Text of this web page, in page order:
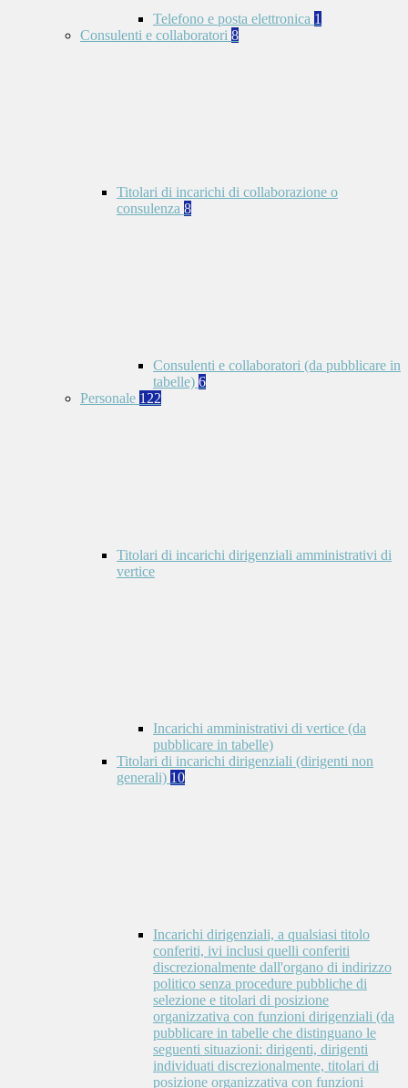
Telefono e posta elettronica 1
Consulenti e collaboratori 8
Titolari di incarichi di collaborazione o
consulenza 8
Consulenti e collaboratori (da pubblicare in
tabelle) 6
Personale 122
Titolari di incarichi dirigenziali amministrativi di
vertice
Incarichi amministrativi di vertice (da
pubblicare in tabelle)
Titolari di incarichi dirigenziali (dirigenti non
generali) 10
Incarichi dirigenziali, a qualsiasi titolo
conferiti, ivi inclusi quelli conferiti
discrezionalmente dall'organo di indirizzo
politico senza procedure pubbliche di
selezione e titolari di posizione
organizzativa con funzioni dirigenziali (da
pubblicare in tabelle che distinguano le
seguenti situazioni: dirigenti, dirigenti
individuati discrezionalmente, titolari di
posizione organizzativa con funzioni